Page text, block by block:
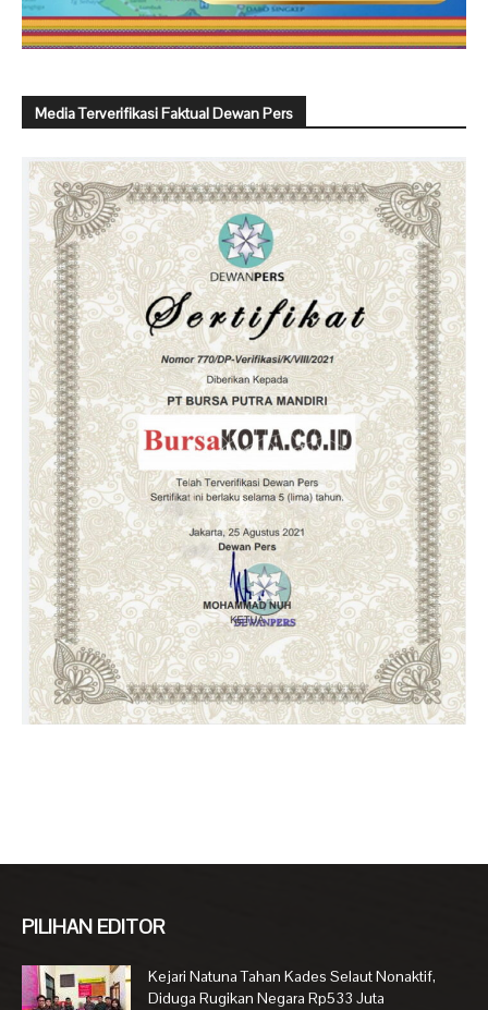
Media Terverifikasi Faktual Dewan Pers
PILIHAN EDITOR
Kejari Natuna Tahan Kades Selaut Nonaktif,
Diduga Rugikan Negara Rp533 Juta